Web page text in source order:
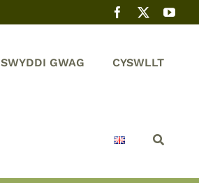
SWYDDI GWAG CYSWLLT